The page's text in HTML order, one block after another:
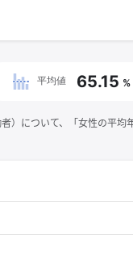
平均値 65.15 %
）について、「女性の平